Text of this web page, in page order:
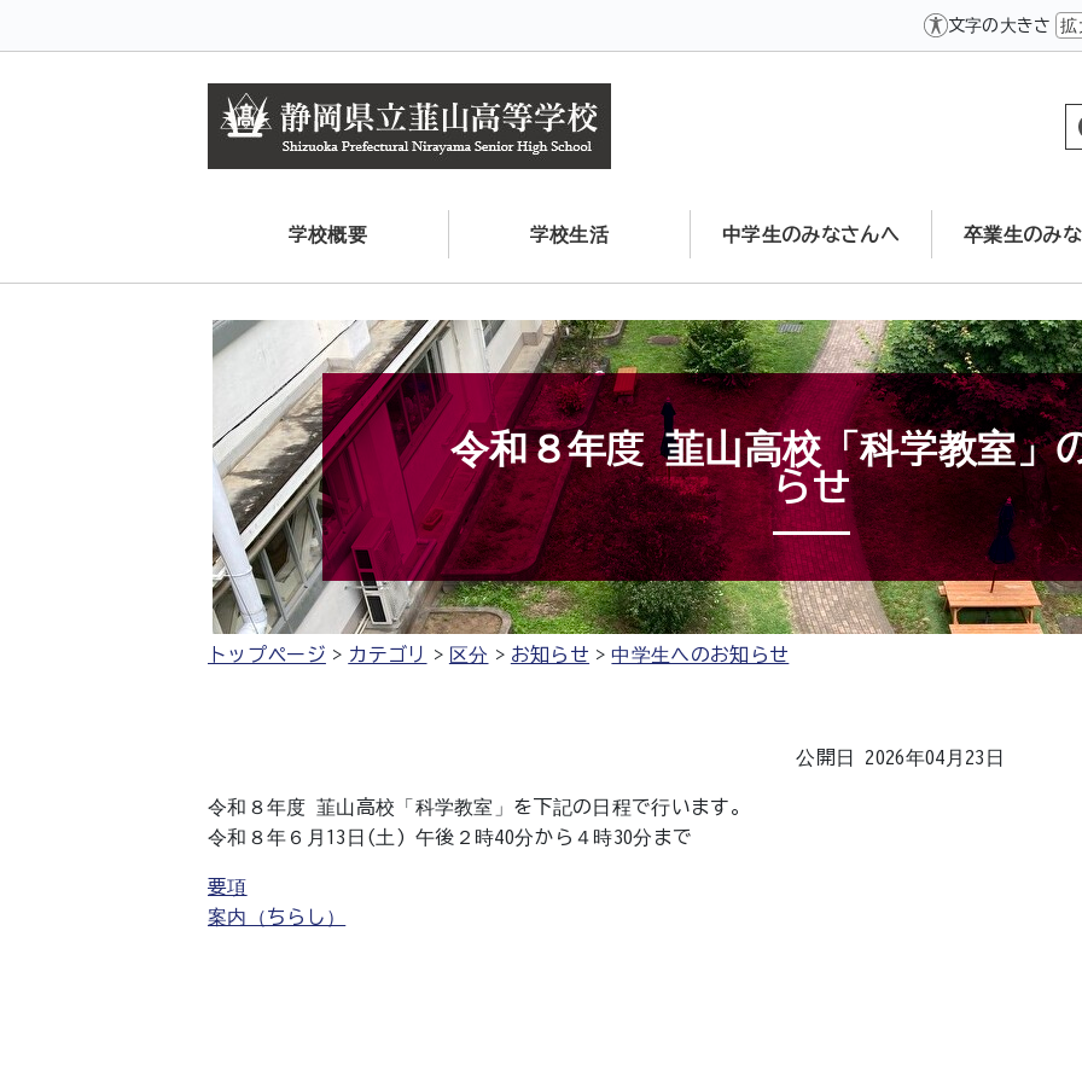
文字の大きさ 拡
学校概要 学校生活 中学生のみなさんへ 卒業生のみ
令和８年度 韮山高校「科学教室」
らせ
トップページ カテゴリ 区分 お知らせ 中学生へのお知らせ
公開日 2026年04月23日
令和８年度 韮山高校「科学教室」を下記の日程で行います。
令和８年６月13日(土) 午後２時40分から４時30分まで
要項
案内（ちらし）